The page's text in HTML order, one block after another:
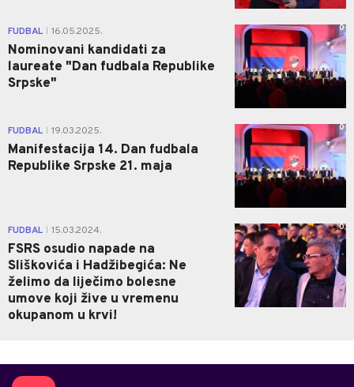
FUDBAL 16.05.2025.
Nominovani kandidati za
laureate "Dan fudbala Republike
Srpske"
0
FUDBAL 19.03.2025.
Manifestacija 14. Dan fudbala
Republike Srpske 21. maja
0
FUDBAL 15.03.2024.
FSRS osudio napade na
Sliškovića i Hadžibegića: Ne
želimo da liječimo bolesne
umove koji žive u vremenu
okupanom u krvi!
0